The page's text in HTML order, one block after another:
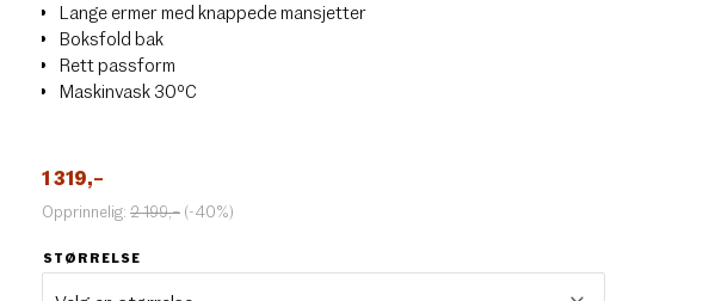
Lange ermer med knappede mansjetter
Boksfold bak
Rett passform
Maskinvask 30ºC
1 319,–
Opprinnelig: 2 199,– (-40%)
STØRRELSE